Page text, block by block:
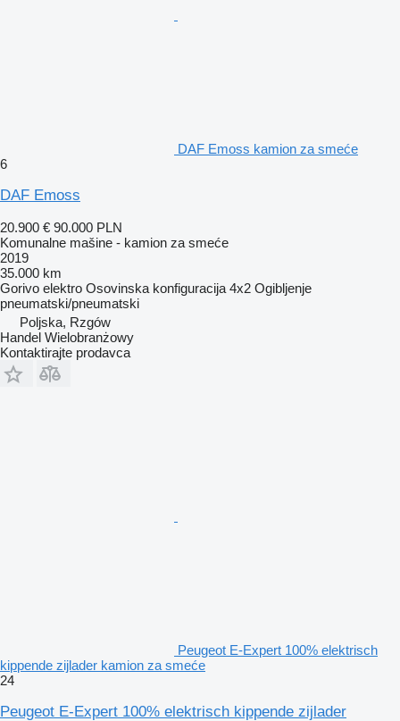
DAF Emoss kamion za smeće
6
DAF Emoss
20.900 € 90.000 PLN
Komunalne mašine - kamion za smeće
2019
35.000 km
Gorivo elektro Osovinska konfiguracija 4x2 Ogibljenje
pneumatski/pneumatski
Poljska, Rzgów
Handel Wielobranżowy
Kontaktirajte prodavca
Peugeot E-Expert 100% elektrisch
kippende zijlader kamion za smeće
24
Peugeot E-Expert 100% elektrisch kippende zijlader